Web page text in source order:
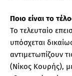
Ποιο είναι το
Το τελευταίο
υπόσχεται
αντιμετωπίζουν
(Νίκος Κουρής),